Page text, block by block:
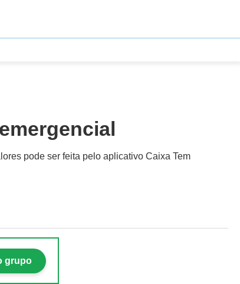
pode ser feita pelo aplicativo Caixa Tem
grupo